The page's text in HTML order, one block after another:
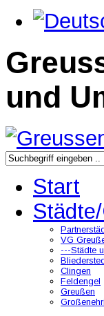
und
Start
VG
---Städte
Clingen
Feldengel
Greußen